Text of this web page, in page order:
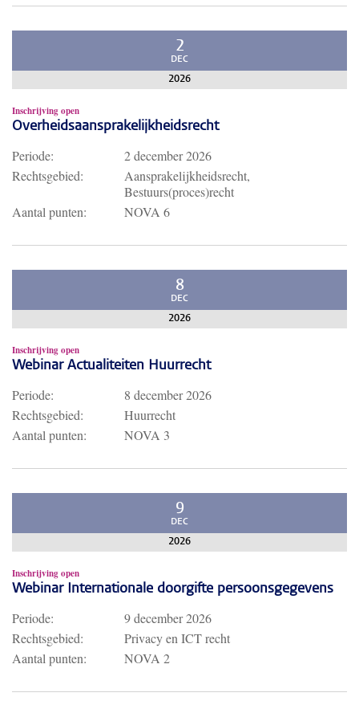
2
DEC
2026
Inschrijving open
Overheidsaansprakelijkheidsrecht
Periode:
2 december 2026
Rechtsgebied:
Aansprakelijkheidsrecht,
Bestuurs(proces)recht
Aantal punten:
NOVA 6
8
DEC
2026
Inschrijving open
Webinar Actualiteiten Huurrecht
Periode:
8 december 2026
Rechtsgebied:
Huurrecht
Aantal punten:
NOVA 3
9
DEC
2026
Inschrijving open
Webinar Internationale doorgifte persoonsgegevens
Periode:
9 december 2026
Rechtsgebied:
Privacy en ICT recht
Aantal punten:
NOVA 2